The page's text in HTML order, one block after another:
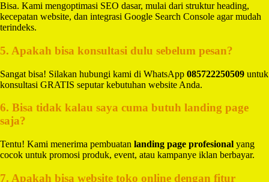
Bisa. Kami mengoptimasi SEO dasar, mulai dari struktur heading,
kecepatan website, dan integrasi Google Search Console agar mudah
terindeks.
5. Apakah bisa konsultasi dulu sebelum pesan?
Sangat bisa! Silakan hubungi kami di WhatsApp 085722250509 untuk
konsultasi GRATIS seputar kebutuhan website Anda.
6. Bisa tidak kalau saya cuma butuh landing page
saja?
Tentu! Kami menerima pembuatan landing page profesional yang
cocok untuk promosi produk, event, atau kampanye iklan berbayar.
7. Apakah bisa website toko online dengan fitur